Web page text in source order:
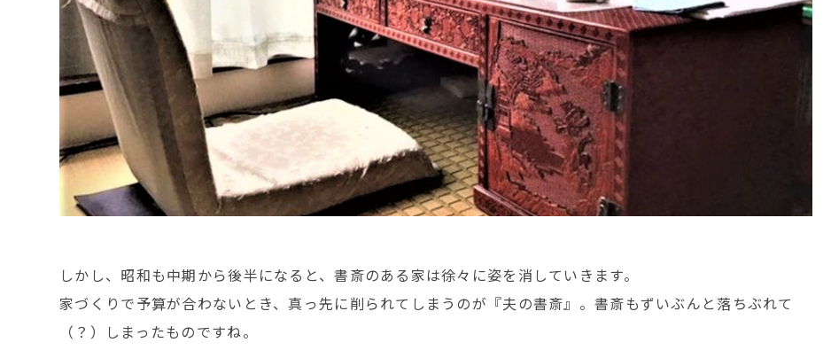
しかし、昭和も中期から後半になると、書斎のある家は徐々に姿を消していきます。
家づくりで予算が合わないとき、真っ先に削られてしまうのが『夫の書斎』。書斎もずいぶんと落ちぶれて
（？）しまったものですね。